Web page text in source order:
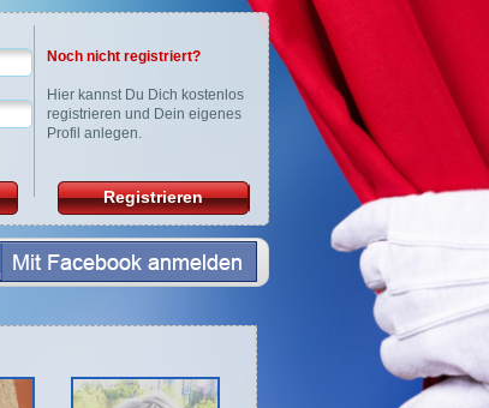
Noch nicht registriert?
Hier kannst Du Dich kostenlos
registrieren und Dein eigenes
Profil anlegen.
Registrieren